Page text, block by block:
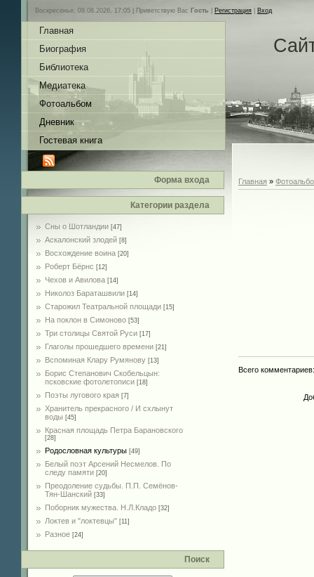
Воскресенье, 09.08.2026, 17:05 | Приветствую Вас Гость Регистрация Вход
Главная
Биография
Библиотека
Медиатека
Фотоальбом
Дневник
Гостевая книга
Форма входа
Категории раздела
Сны о Шотландии [47]
Аскалонский злодей [8]
Восхождение воина [20]
Роберт Бёрнс [12]
Чехов и Авилова [14]
Николоз Бараташвили [14]
Cтарожил Театральной площади [15]
На поклон в Симоново [53]
Три столицы Святой Руси [17]
Глаголы прошедшего времени [21]
Вспоминая Клару Румянову [13]
Борис Степанович Скобельцын:
псковские фотолетописи [18]
Поэты лугового края [7]
Хранитель прекрасного / И схлынут
воды [45]
Красная площадь Петра Барановского
[28]
Родословная культуры [49]
Белый поэт Арсений Несмелов. По
следу памяти [20]
Преодоление судьбы. П.П. Семёнов-
Тян-Шанский [33]
Поборник мужества. Н.Л.Кладо [32]
Локтев и "локтевцы" [11]
Разное [24]
Поиск
Главная »
Всего комментариев